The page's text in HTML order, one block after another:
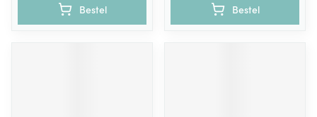
Bestel Bestel